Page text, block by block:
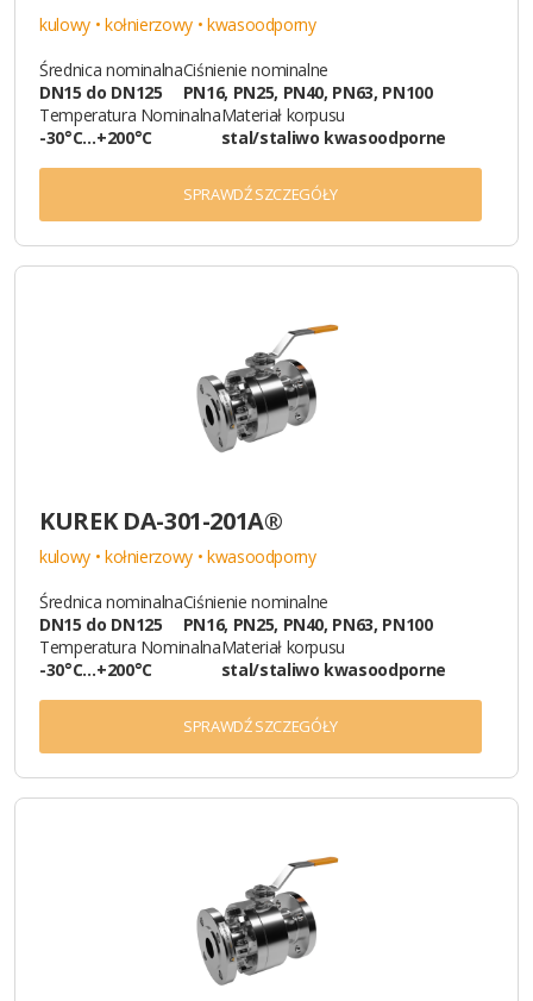
kulowy • kołnierzowy • kwasoodporny
Średnica nominalna
DN15 do DN125
Ciśnienie nominalne
PN16, PN25, PN40, PN63, PN100
Temperatura Nominalna
-30°C…+200°C
Materiał korpusu
stal/staliwo kwasoodporne
SPRAWDŹ SZCZEGÓŁY
KUREK DA-301-201A®
kulowy • kołnierzowy • kwasoodporny
Średnica nominalna
DN15 do DN125
Ciśnienie nominalne
PN16, PN25, PN40, PN63, PN100
Temperatura Nominalna
-30°C…+200°C
Materiał korpusu
stal/staliwo kwasoodporne
SPRAWDŹ SZCZEGÓŁY